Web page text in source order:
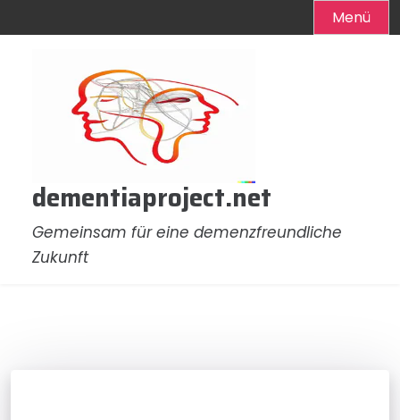
Menü
dementiaproject.net
Gemeinsam für eine demenzfreundliche
Zukunft